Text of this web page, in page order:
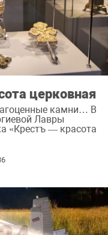
церковная
камни… В
Лавры
«Крестъ — красота